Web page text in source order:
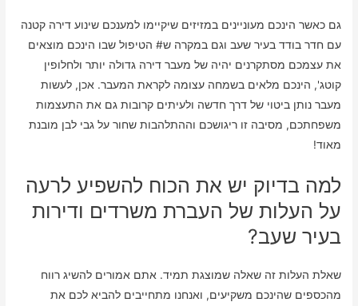
גם כאשר הינכם מעוניינים במזיזים שיקיימו למענכם שינוע דירה קטנה
עם חדר בודד בעיר שעב וגם במקרה ש# הטיפול שבו הינכם מוצאים
את עצמכם מסתקרנים יהיה של מעבר דירה גדולה יותר ולחלופין
קוטג', הינכם מלאים בשמחה עצומה לקראת המעבר. אכן, לעשות
מעבר נותן ביטוי של דרך חדשה ולעיתים קרובות גם את התעצמות
משפחתכם, מסיבה זו ריגושכם וההתלהבות שחור על גבי לבן מובנת
מאוד!
למה בדיוק יש את הכוח להשפיע לרעה
על העלות של העברת משרדים ודירות
בעיר שעב?
שאלת העלות זה שאלה שמוצגת תמיד. אתם אמורים להשיג רווח
מהכספים שהינכם משקיעים, ואנחנו מתחייבים להביא לכם את